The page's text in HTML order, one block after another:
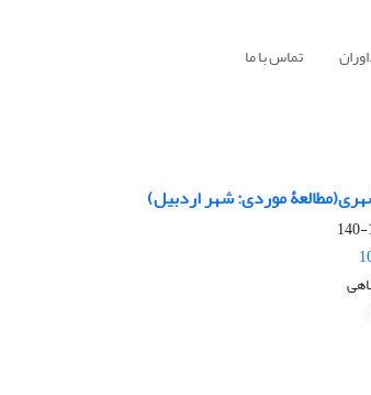
تماس با ما
موردی: شهر اردبیل)